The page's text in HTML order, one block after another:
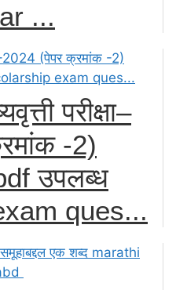
...
परीक्षा–
-2)
उपलब्ध
ques...